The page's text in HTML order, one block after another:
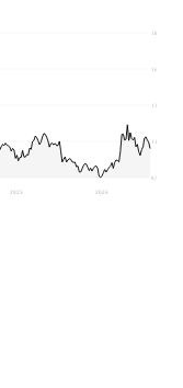
8,97
11,38
13,78
16,19
18,59
2025 2026